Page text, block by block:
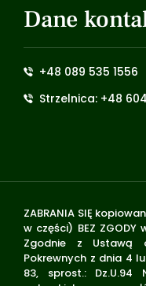
Dane
+48 089 535 1556
Strzelnica: +48
ZABRANIA SIĘ
w części) BEZ
Zgodnie z Ustawą
Pokrewnych z dnia 4
83, sprost.: Dz.U.94